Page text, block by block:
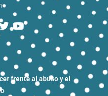
frente al abuso y el